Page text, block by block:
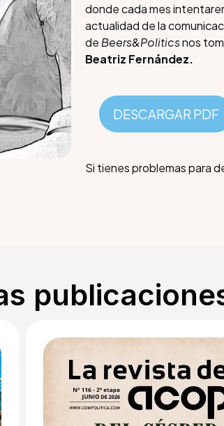
donde cada mes
actualidad de la
de Beers&Politicsnos
Beatriz Fernández.
DESCARGAR PDF
Si tienes problemas para